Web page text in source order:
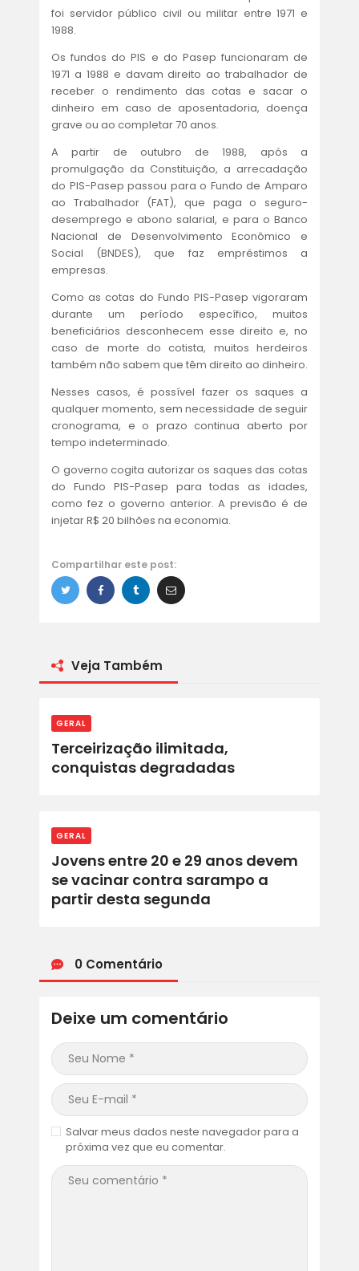
foi servidor público civil ou militar entre 1971 e
1988.
Os fundos do PIS e do Pasep funcionaram de
1971 a 1988 e davam direito ao trabalhador de
receber o rendimento das cotas e sacar o
dinheiro em caso de aposentadoria, doença
grave ou ao completar 70 anos.
A partir de outubro de 1988, após a
promulgação da Constituição, a arrecadação
do PIS-Pasep passou para o Fundo de Amparo
ao Trabalhador (FAT), que paga o seguro-
desemprego e abono salarial, e para o Banco
Nacional de Desenvolvimento Econômico e
Social (BNDES), que faz empréstimos a
empresas.
Como as cotas do Fundo PIS-Pasep vigoraram
durante um período específico, muitos
beneficiários desconhecem esse direito e, no
caso de morte do cotista, muitos herdeiros
também não sabem que têm direito ao dinheiro.
Nesses casos, é possível fazer os saques a
qualquer momento, sem necessidade de seguir
cronograma, e o prazo continua aberto por
tempo indeterminado.
O governo cogita autorizar os saques das cotas
do Fundo PIS-Pasep para todas as idades,
como fez o governo anterior. A previsão é de
injetar R$ 20 bilhões na economia.
Compartilhar este post:
Veja Também
GERAL
Terceirização ilimitada,
conquistas degradadas
GERAL
Jovens entre 20 e 29 anos devem
se vacinar contra sarampo a
partir desta segunda
0 Comentário
Deixe um comentário
Salvar meus dados neste navegador para a
próxima vez que eu comentar.